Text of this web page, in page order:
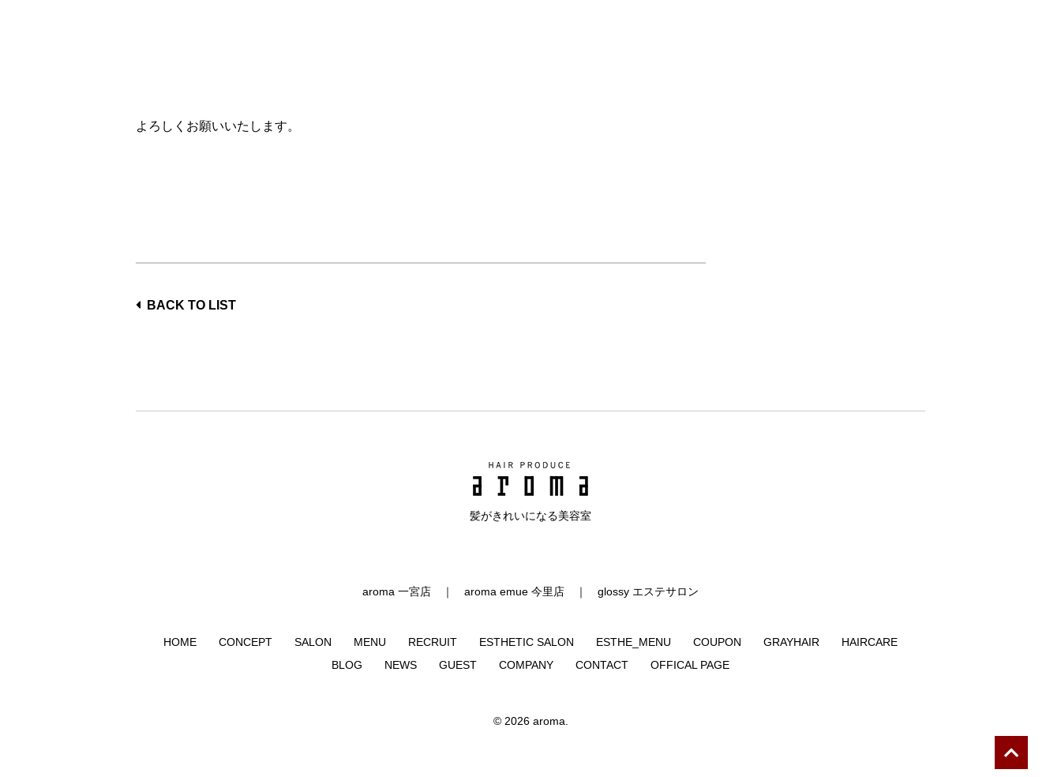
よろしくお願いいたします。
BACK TO LIST
髪がきれいになる美容室
aroma 一宮店 aroma emue 今里店 glossy エステサロン
HOME CONCEPT SALON MENU RECRUIT ESTHETIC SALON ESTHE_MENU COUPON GRAYHAIR
HAIRCARE
BLOG
NEWS GUEST COMPANY CONTACT OFFICAL PAGE
© 2026aroma.